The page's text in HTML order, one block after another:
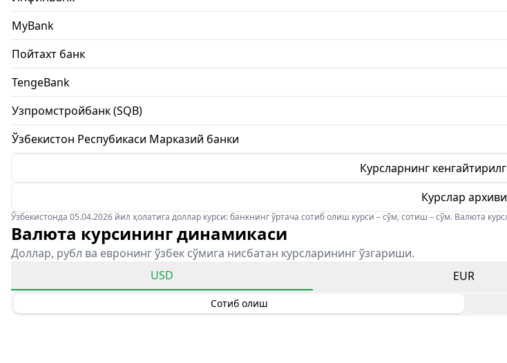
MyBank
Пойтахт банк
TengeBank
Узпромстройбанк (SQB)
Ўзбекистон Респубикаси Марказий банки
Курсларнинг
Курслар архиви
Ўзбекистонда 05.04.2026 йил ҳолатига доллар курси: банкнинг ўртача сотиб олиш курси – сўм, сотиш – сўм. Валюта
Валюта курсининг динамикаси
Доллар, рубл ва евронинг ўзбек сўмига нисбатан курсларининг ўзгариши.
USD
EUR
Сотиб олиш